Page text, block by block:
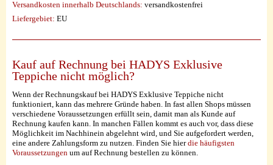
Versandkosten innerhalb Deutschlands: versandkostenfrei
Liefergebiet: EU
Kauf auf Rechnung bei HADYS Exklusive
Teppiche nicht möglich?
Wenn der Rechnungskauf bei HADYS Exklusive Teppiche nicht
funktioniert, kann das mehrere Gründe haben. In fast allen Shops müssen
verschiedene Voraussetzungen erfüllt sein, damit man als Kunde auf
Rechnung kaufen kann. In manchen Fällen kommt es auch vor, dass diese
Möglichkeit im Nachhinein abgelehnt wird, und Sie aufgefordert werden,
eine andere Zahlungsform zu nutzen. Finden Sie hierdie häufigsten
Voraussetzungen um auf Rechnung bestellen zu können.